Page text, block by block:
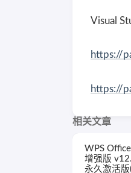
Visual
https://
https://
相关文章
WPS
增强版
永久激活